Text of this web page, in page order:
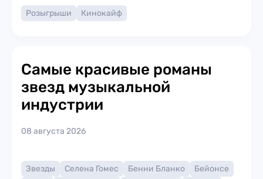
Розыгрыши Кинокайф
Самые красивые романы
звезд музыкальной
индустрии
08 августа 2026
Звезды Селена Гомес Бенни Бланко
Бейонсе